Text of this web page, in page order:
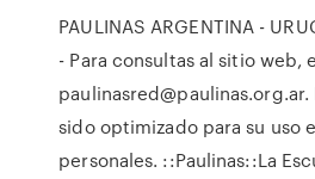
PAULINAS ARGENTINA -
- Para consultas al sitio web,
sido optimizado para su uso
personales. ::Paulinas::La